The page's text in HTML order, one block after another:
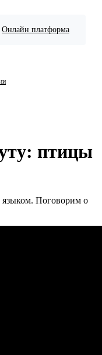
Онлайн платформа
птицы
языком. Поговорим о